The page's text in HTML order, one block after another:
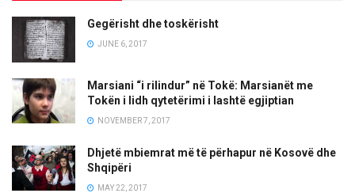
Gegërisht dhe toskërisht
JUNE 6, 2017
Marsiani “i rilindur” në Tokë: Marsianët me
Tokën i lidh qytetërimi i lashtë egjiptian
NOVEMBER 7, 2017
Dhjetë mbiemrat më të përhapur në Kosovë dhe
Shqipëri
MAY 22, 2017